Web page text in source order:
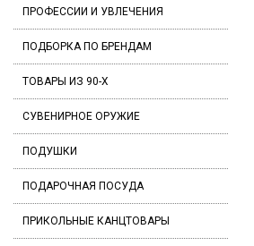
ПРОФЕССИИ И УВЛЕЧЕНИЯ
ПОДБОРКА ПО БРЕНДАМ
ТОВАРЫ ИЗ 90-Х
СУВЕНИРНОЕ ОРУЖИЕ
ПОДУШКИ
ПОДАРОЧНАЯ ПОСУДА
ПРИКОЛЬНЫЕ КАНЦТОВАРЫ